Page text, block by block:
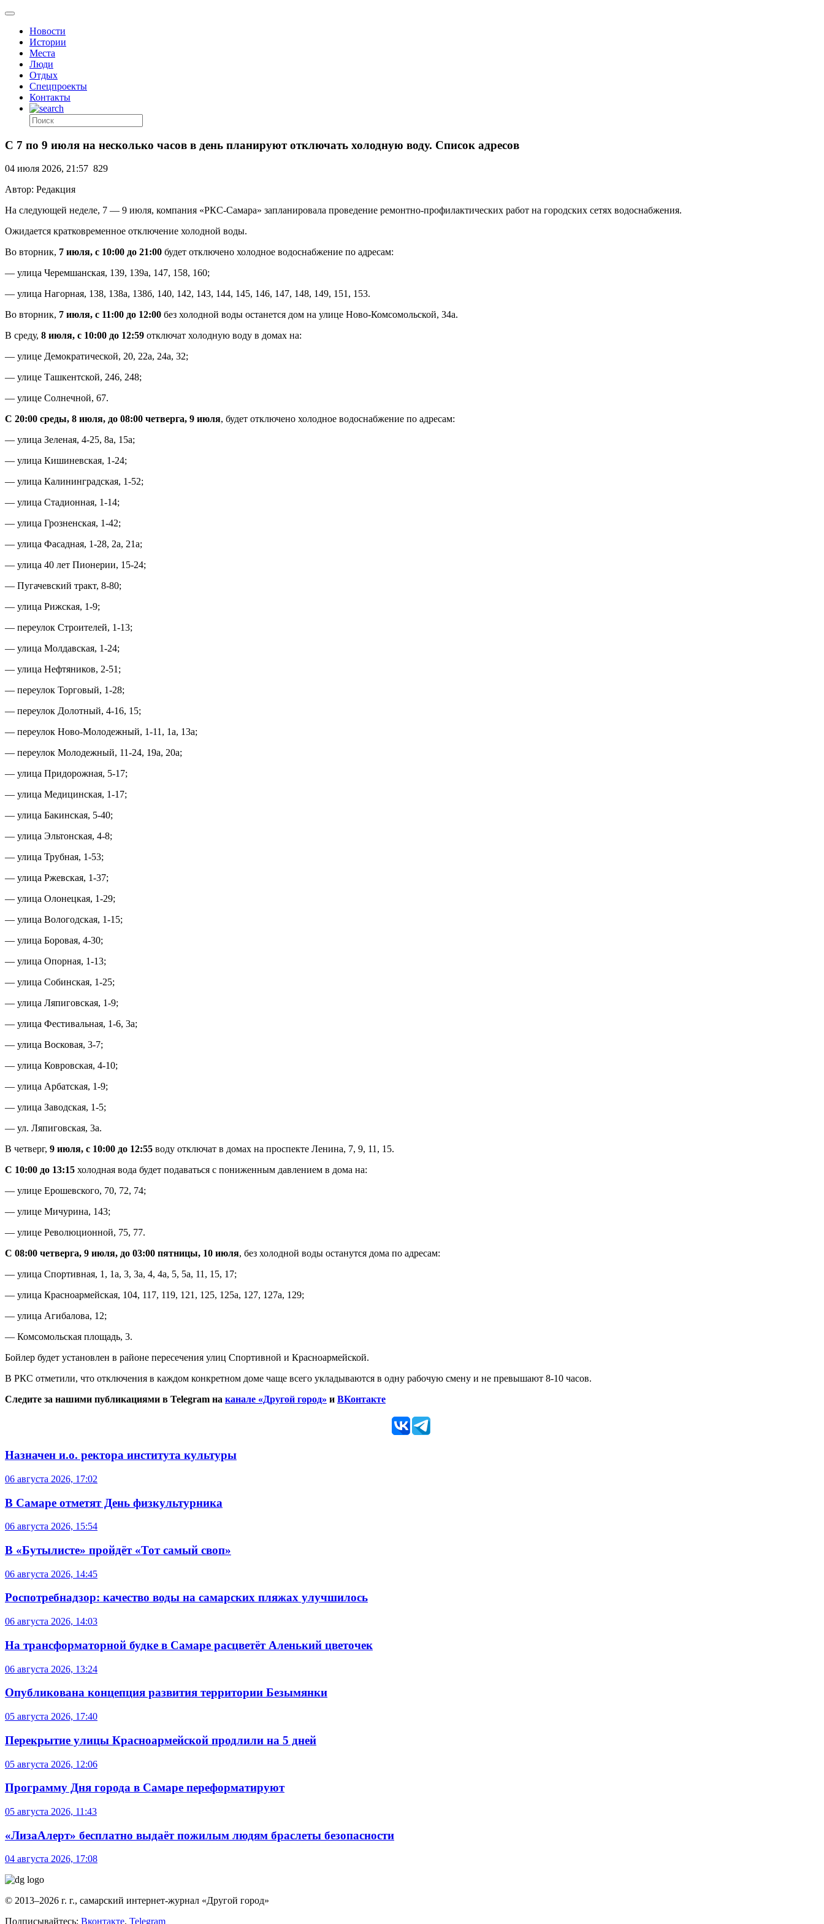
Новости
Истории
Места
Люди
Отдых
Спецпроекты
Контакты
С 7 по 9 июля на несколько часов в день планируют отключать холодную воду. Список адресов
04 июля 2026, 21:57 829
Автор: Редакция
На следующей неделе, 7 — 9 июля, компания «РКС-Самара» запланировала проведение ремонтно-профилактических работ на городских сетях водоснабжения.
Ожидается кратковременное отключение холодной воды.
Во вторник, 7 июля, с 10:00 до 21:00 будет отключено холодное водоснабжение по адресам:
— улица Черемшанская, 139, 139а, 147, 158, 160;
— улица Нагорная, 138, 138а, 138б, 140, 142, 143, 144, 145, 146, 147, 148, 149, 151, 153.
Во вторник, 7 июля, с 11:00 до 12:00 без холодной воды останется дом на улице Ново-Комсомольской, 34а.
В среду, 8 июля, с 10:00 до 12:59 отключат холодную воду в домах на:
— улице Демократической, 20, 22а, 24а, 32;
— улице Ташкентской, 246, 248;
— улице Солнечной, 67.
С 20:00 среды, 8 июля, до 08:00 четверга, 9 июля, будет отключено холодное водоснабжение по адресам:
— улица Зеленая, 4-25, 8а, 15а;
— улица Кишиневская, 1-24;
— улица Калининградская, 1-52;
— улица Стадионная, 1-14;
— улица Грозненская, 1-42;
— улица Фасадная, 1-28, 2а, 21а;
— улица 40 лет Пионерии, 15-24;
— Пугачевский тракт, 8-80;
— улица Рижская, 1-9;
— переулок Строителей, 1-13;
— улица Молдавская, 1-24;
— улица Нефтяников, 2-51;
— переулок Торговый, 1-28;
— переулок Долотный, 4-16, 15;
— переулок Ново-Молодежный, 1-11, 1а, 13а;
— переулок Молодежный, 11-24, 19а, 20а;
— улица Придорожная, 5-17;
— улица Медицинская, 1-17;
— улица Бакинская, 5-40;
— улица Эльтонская, 4-8;
— улица Трубная, 1-53;
— улица Ржевская, 1-37;
— улица Олонецкая, 1-29;
— улица Вологодская, 1-15;
— улица Боровая, 4-30;
— улица Опорная, 1-13;
— улица Собинская, 1-25;
— улица Ляпиговская, 1-9;
— улица Фестивальная, 1-6, 3а;
— улица Восковая, 3-7;
— улица Ковровская, 4-10;
— улица Арбатская, 1-9;
— улица Заводская, 1-5;
— ул. Ляпиговская, 3а.
В четверг, 9 июля, с 10:00 до 12:55 воду отключат в домах на проспекте Ленина, 7, 9, 11, 15.
С 10:00 до 13:15 холодная вода будет подаваться с пониженным давлением в дома на:
— улице Ерошевского, 70, 72, 74;
— улице Мичурина, 143;
— улице Революционной, 75, 77.
С 08:00 четверга, 9 июля, до 03:00 пятницы, 10 июля, без холодной воды останутся дома по адресам:
— улица Спортивная, 1, 1а, 3, 3а, 4, 4а, 5, 5а, 11, 15, 17;
— улица Красноармейская, 104, 117, 119, 121, 125, 125а, 127, 127а, 129;
— улица Агибалова, 12;
— Комсомольская площадь, 3.
Бойлер будет установлен в районе пересечения улиц Спортивной и Красноармейской.
В РКС отметили, что отключения в каждом конкретном доме чаще всего укладываются в одну рабочую смену и не превышают 8-10 часов.
Следите за нашими публикациями в Telegram на канале «Другой город» и ВКонтакте
Назначен и.о. ректора института культуры
06 августа 2026, 17:02
В Самаре отметят День физкультурника
06 августа 2026, 15:54
В «Бутылисте» пройдёт «Тот самый своп»
06 августа 2026, 14:45
Роспотребнадзор: качество воды на самарских пляжах улучшилось
06 августа 2026, 14:03
На трансформаторной будке в Самаре расцветёт Аленький цветочек
06 августа 2026, 13:24
Опубликована концепция развития территории Безымянки
05 августа 2026, 17:40
Перекрытие улицы Красноармейской продлили на 5 дней
05 августа 2026, 12:06
Программу Дня города в Самаре переформатируют
05 августа 2026, 11:43
«ЛизаАлерт» бесплатно выдаёт пожилым людям браслеты безопасности
04 августа 2026, 17:08
© 2013–2026 г. г., самарский интернет-журнал «Другой город»
Подписывайтесь: Вконтакте, Telegram